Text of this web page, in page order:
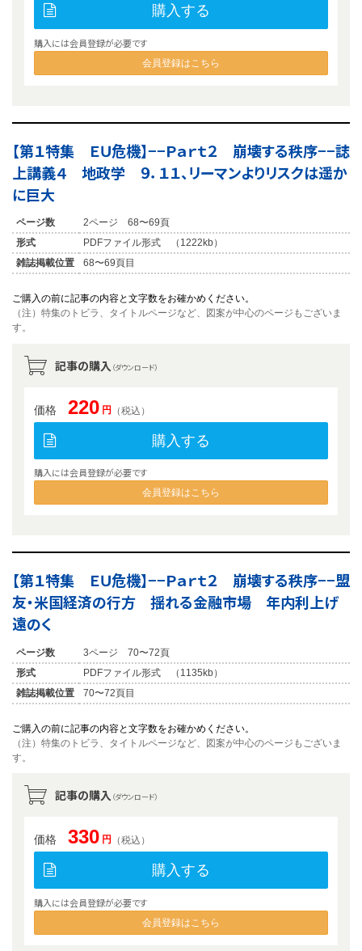
購入する
購入には会員登録が必要です
会員登録はこちら
【第１特集 ＥＵ危機】−−Ｐａｒｔ２ 崩壊する秩序−−誌
上講義４ 地政学 ９．１１、リーマンよりリスクは遥か
に巨大
ページ数
2ページ 68〜69頁
形式
PDFファイル形式 （1222kb）
雑誌掲載位置
68〜69頁目
ご購入の前に記事の内容と文字数をお確かめください。
（注）特集のトビラ、タイトルページなど、図案が中心のページもございま
す。
記事の購入 （ダウンロード）
価格 220 円 （税込）
購入する
購入には会員登録が必要です
会員登録はこちら
【第１特集 ＥＵ危機】−−Ｐａｒｔ２ 崩壊する秩序−−盟
友・米国経済の行方 揺れる金融市場 年内利上げ
遠のく
ページ数
3ページ 70〜72頁
形式
PDFファイル形式 （1135kb）
雑誌掲載位置
70〜72頁目
ご購入の前に記事の内容と文字数をお確かめください。
（注）特集のトビラ、タイトルページなど、図案が中心のページもございま
す。
記事の購入 （ダウンロード）
価格 330 円 （税込）
購入する
購入には会員登録が必要です
会員登録はこちら